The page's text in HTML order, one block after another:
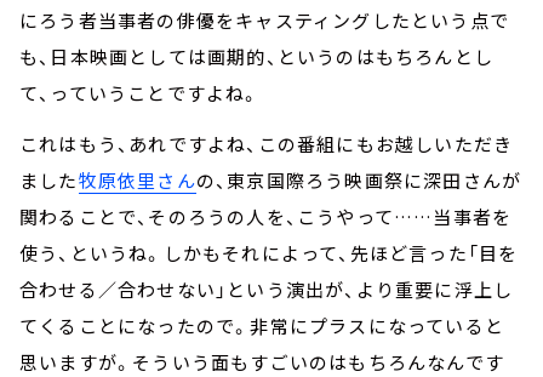
にろう者当事者の俳優をキャスティングしたという点で
も、日本映画としては画期的、というのはもちろんとし
て、っていうことですよね。
これはもう、あれですよね、この番組にもお越しいただき
ました牧原依里さんの、東京国際ろう映画祭に深田さんが
関わることで、そのろうの人を、こうやって……当事者を
使う、というね。しかもそれによって、先ほど言った「目を
合わせる／合わせない」という演出が、より重要に浮上し
てくることになったので。非常にプラスになっていると
思いますが。そういう面もすごいのはもちろんなんです